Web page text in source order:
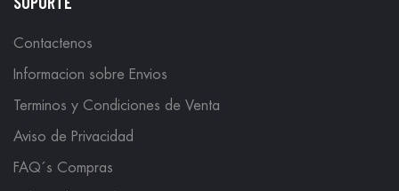
Contactenos
Informacion sobre Envios
Terminos y Condiciones de Venta
Aviso de Privacidad
FAQ´s Compras